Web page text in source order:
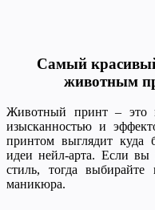
Самый
животным
Животный принт – это
изысканностью и
принтом выглядит куда
идеи нейл-арта. Если вы
стиль, тогда
маникюра.